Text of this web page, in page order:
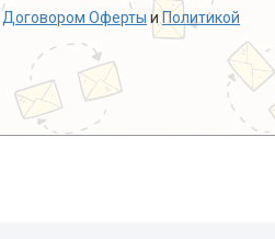
Договором Оферты и Политикой